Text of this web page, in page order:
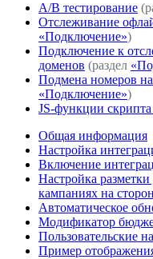
A/B тестирование
Отслеживание
«Подключение»)
Подключение к
доменов (раздел
Подмена номеров
«Подключение»)
JS-функции
Общая информация
Настройка
Включение
Настройка
кампаниях на
Автоматическое
Модификатор
Пользовательские
Пример